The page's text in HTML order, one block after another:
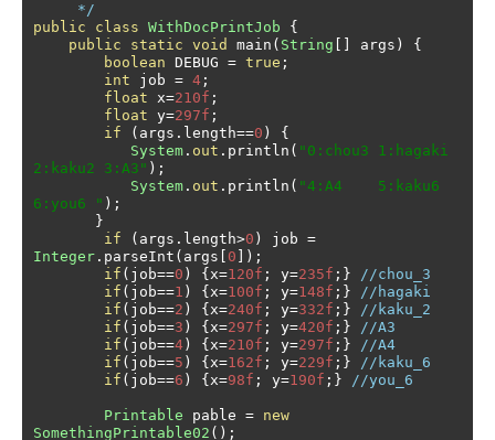
     */
public
class WithDocPrintJob
{
public
static void main ( String args )
{
boolean DEBUG = true ;
int job = 4 ;
float x=210f ;
float y=297f ;
if
( args . length==0 )
{
System . out . println ( "0:chou3 1:hagaki
2:kaku2 3:A3" );
System . out . println ( "4:A4    5:kaku6
6:you6 " );
}
if
( args . length>0 ) job =
Integer . parseInt ( args 0 ]);
if ( job==0 ) { x=120f ; y=235f ;}
//chou_3
if ( job==1 ) { x=100f ; y=148f ;}
//hagaki
if ( job==2 ) { x=240f ; y=332f ;}
//kaku_2
if ( job==3 ) { x=297f ; y=420f ;}
//A3
if ( job==4 ) { x=210f ; y=297f ;}
//A4
if ( job==5 ) { x=162f ; y=229f ;}
//kaku_6
if ( job==6 ) { x=98f ; y=190f ;} //you_6
Printable pable = new
SomethingPrintable02 ();